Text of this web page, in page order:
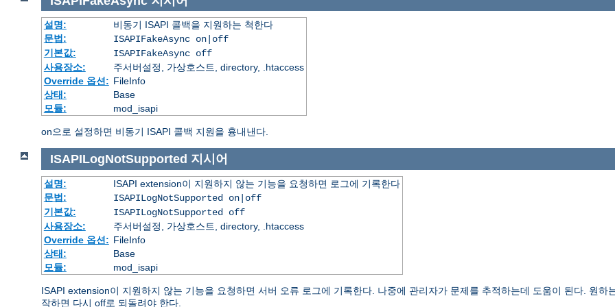
설명:
비동기 ISAPI 콜백을 지원하는 척한다
문법:
ISAPIFakeAsync on|off
기본값:
ISAPIFakeAsync off
사용장소:
주서버설정, 가상호스트, directory, .htaccess
Override 옵션: FileInfo
상태:
Base
모듈:
mod_isapi
on으로 설정하면 비동기 ISAPI 콜백 지원을 흉내낸다.
ISAPILogNotSupported 지시어
설명:
ISAPI extension이 지원하지 않는 기능을 요청하면 로그에 기록한다
문법:
ISAPILogNotSupported on|off
기본값:
ISAPILogNotSupported off
사용장소:
주서버설정, 가상호스트, directory, .htaccess
Override 옵션: FileInfo
상태:
Base
모듈:
mod_isapi
ISAPI extension이 지원하지 않는 기능을 요청하면 서버 오류 로그에 기록한다. 나중에 관리자가 문제를 추적하는데 도움이 된다. 원하
작하면 다시 off로 되돌려야 한다.